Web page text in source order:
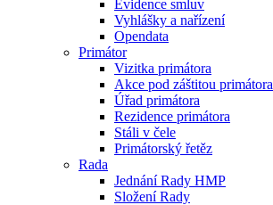
Evidence smluv
Vyhlášky a nařízení
Opendata
Primátor
Vizitka primátora
Akce pod záštitou primátora
Úřad primátora
Rezidence primátora
Stáli v čele
Primátorský řetěz
Rada
Jednání Rady HMP
Složení Rady